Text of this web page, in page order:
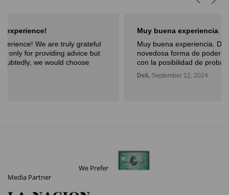
Muy buena experiencia
Muy buena experiencia. Diderot es una excelente y
novedosa forma de poder ver, aprender, comprar arte y
con la posibilidad de probarlo. Me fue muy bien!
We Prefer
Media Partner